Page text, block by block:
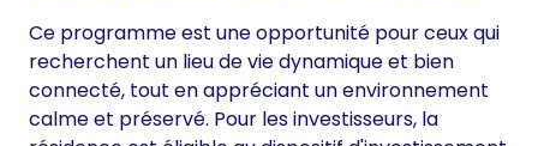
Ce programme est une opportunité pour ceux qui
recherchent un lieu de vie dynamique et bien
connecté, tout en appréciant un environnement
calme et préservé. Pour les investisseurs, la